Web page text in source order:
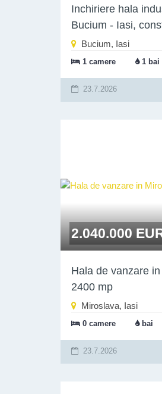
Inchiriere hala
Bucium - Iasi,
space, acces facil
Bucium, Iasi
1 camere 1 bai
23.7.2026
2.040.000
Hala de vanzare
2400 mp
Miroslava, Iasi
0 camere bai
23.7.2026